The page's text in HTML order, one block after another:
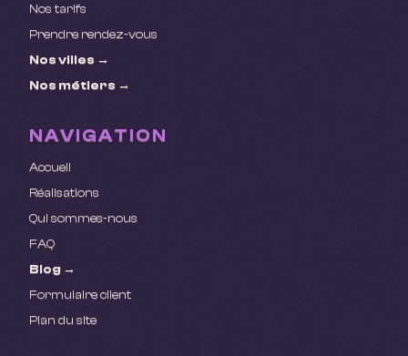
Nos tarifs
Prendre rendez-vous
Nos villes →
Nos métiers →
NAVIGATION
Accueil
Réalisations
Qui sommes-nous
FAQ
Blog →
Formulaire client
Plan du site